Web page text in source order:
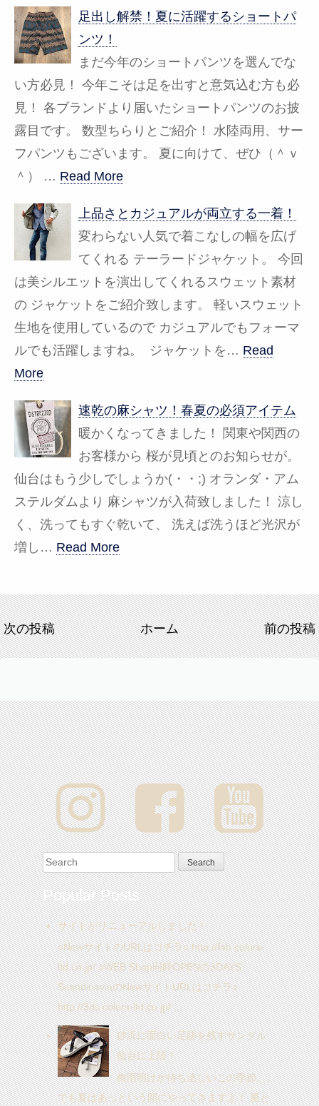
足出し解禁！夏に活躍するショートパ
ンツ！
まだ今年のショートパンツを選んでな
い方必見！ 今年こそは足を出すと意気込む方も必
見！ 各ブランドより届いたショートパンツのお披
露目です。 数型ちらりとご紹介！ 水陸両用、サー
フパンツもございます。 夏に向けて、ぜひ（＾ｖ
＾） … Read More
上品さとカジュアルが両立する一着！
変わらない人気で着こなしの幅を広げ
てくれる テーラードジャケット。 今回
は美シルエットを演出してくれるスウェット素材
の ジャケットをご紹介致します。 軽いスウェット
生地を使用しているので カジュアルでもフォーマ
ルでも活躍しますね。 ジャケットを… Read
More
速乾の麻シャツ！春夏の必須アイテム
暖かくなってきました！ 関東や関西の
お客様から 桜が見頃とのお知らせが。
仙台はもう少しでしょうか(・・;) オランダ・アム
ステルダムより 麻シャツが入荷致しました！ 涼し
く、洗ってもすぐ乾いて、 洗えば洗うほど光沢が
増し… Read More
次の投稿 前の投稿
ホーム
Search for:
Popular Posts
サイトがリニューアルしました！
○NewサイトのURLはコチラ○ http://fab.colors-
ltd.co.jp/ ○WEB Shop同時OPENの3DAYS
ScandinaviaのNewサイトURLはコチラ○
http://3ds.colors-ltd.co.jp/ ...
砂浜に面白い足跡を残すサンダル
仙台に上陸！
梅雨明けが待ち遠しいこの季節。。
でも夏はあっという間にやってきますよ！ 夏と